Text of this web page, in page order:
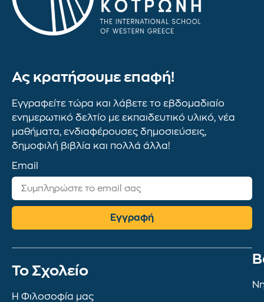
Ας κρατήσουμε επαφή!
Εγγραφείτε τώρα και λάβετε το εβδομαδιαίο
ενημερωτικό δελτίο με εκπαιδευτικό υλικό, νέα
μαθήματα, ενδιαφέρουσες δημοσιεύσεις,
δημοφιλή βιβλία και πολλά άλλα!
Email
Εγγραφή
To Σχολείο
Η Φιλοσοφία μας